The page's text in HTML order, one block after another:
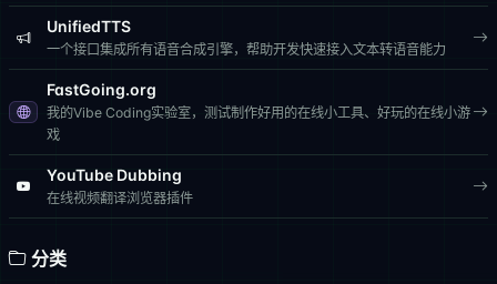
UnifiedTTS
一个接口集成所有语音合成引擎，帮助开发快速接入文本转语音能力
FastGoing.org
我的Vibe Coding实验室，测试制作好用的在线小工具、好玩的在线小游
戏
YouTube Dubbing
在线视频翻译浏览器插件
分类